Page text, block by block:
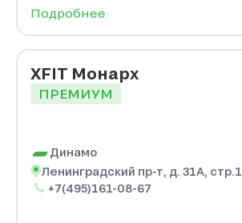
Подробнее
XFIT Монарх
ПРЕМИУМ
Динамо
Ленинградский пр-т, д. 31А, стр.1
+7(495)161-08-67